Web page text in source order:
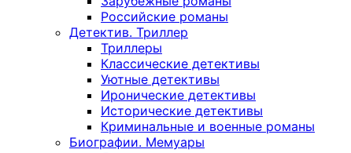
Российские романы
Детектив. Триллер
Триллеры
Классические детективы
Уютные детективы
Иронические детективы
Исторические детективы
Криминальные и военные романы
Биографии. Мемуары